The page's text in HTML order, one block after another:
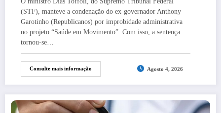
inelegível agora é definitiva
(STF), manteve a condenação do ex-governador Anthony
Garotinho (Republicanos) por improbidade administrativa
no projeto “Saúde em Movimento”. Com isso, a sentença
tornou-se…
Consulte mais informação Agosto 4, 2026